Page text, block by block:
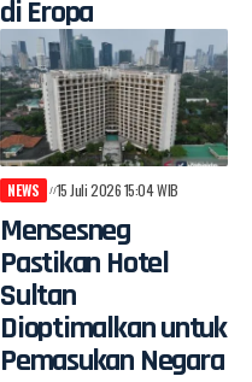
di Eropa
NEWS 15 Juli 2026 15:04 WIB
Mensesneg
Pastikan Hotel
Sultan
Dioptimalkan untuk
Pemasukan Negara